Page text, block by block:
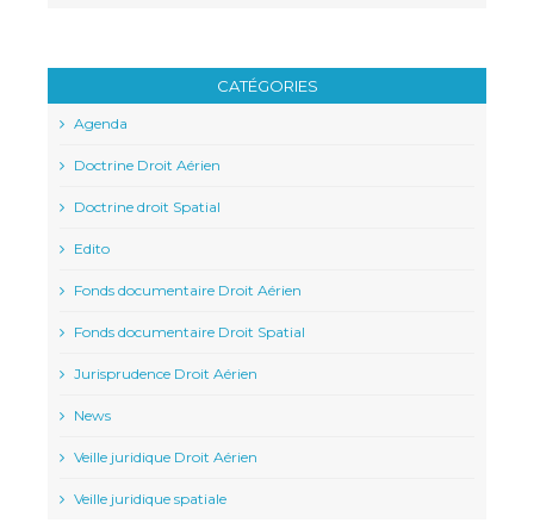
CATÉGORIES
Agenda
Doctrine Droit Aérien
Doctrine droit Spatial
Edito
Fonds documentaire Droit Aérien
Fonds documentaire Droit Spatial
Jurisprudence Droit Aérien
News
Veille juridique Droit Aérien
Veille juridique spatiale